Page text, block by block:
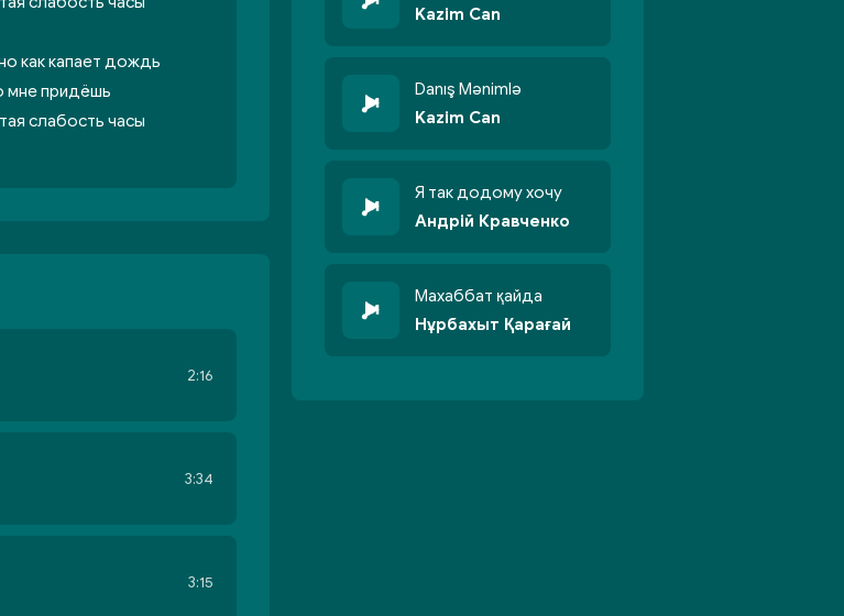
как капает дождь
мне придёшь
слабость часы
2:16
3:34
3:15
Kazim Can
Danış Mənimlə
Kazim Can
Я так додому хочу
Андрій Кравченко
Махаббат қайда
Нұрбахыт Қарағай